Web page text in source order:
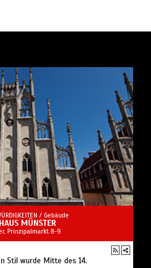
/ Gebäude
MÜNSTER
Prinzipalmarkt 8-9
Stil wurde Mitte des 14.